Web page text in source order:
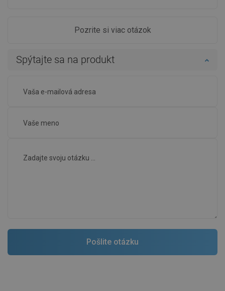
Pozrite si viac otázok
Spýtajte sa na produkt